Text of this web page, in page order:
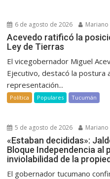
6 de agosto de 2026 Mariano
Acevedo ratificó la
Ley de Tierras
El vicegobernador Miguel
Ejecutivo, destacó la postura
representación...
Política Populares Tucumán
5 de agosto de 2026 Mariano
«Estaban decididas»:
Bloque Independencia al
inviolabilidad de la
El gobernador tucumano